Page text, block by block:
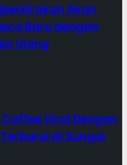
Akan
Baru dengan
Ulang
Viral Dengan
di Sungai